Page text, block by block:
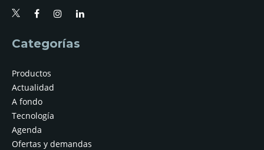
Categorías
Productos
Actualidad
A fondo
Tecnología
Agenda
Ofertas y demandas